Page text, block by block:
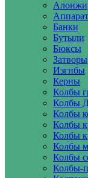
Алонжи
Банки
Бутыли
Бюксы
Затворы
Изгибы
Керны
Колбы
Колбы
Колбы
Колбы
Колбы
Колбы
Колбы
Колбы-